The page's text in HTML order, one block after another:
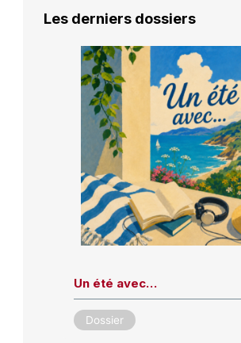
Les derniers dossiers
Un été avec…
Dossier